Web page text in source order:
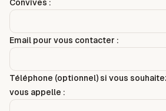
Convives :
Email pour vous contacter :
Téléphone (optionnel) si vous
vous appelle :